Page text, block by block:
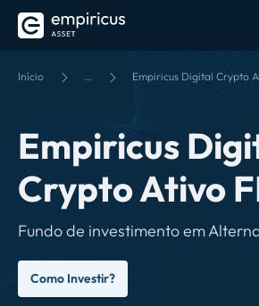
Início ... Empiricus Digital Crypto
Empiricus
Crypto Ativo
Fundo de investimento em
Como Investir?